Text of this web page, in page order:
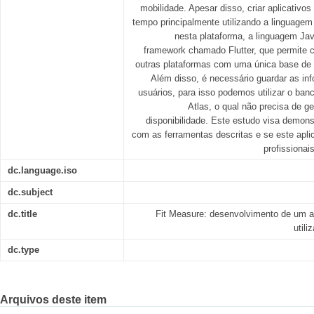
mobilidade. Apesar disso, criar
tempo principalmente utilizando a
nesta plataforma, a linguagem
framework chamado Flutter, que permite
outras plataformas com uma única base
Além disso, é necessário guardar as
usuários, para isso podemos utilizar o
Atlas, o qual não precisa de
disponibilidade. Este estudo visa
com as ferramentas descritas e se este
dc.language.iso
dc.subject
dc.title
Fit Measure: desenvolvimento de um
dc.type
Arquivos deste item